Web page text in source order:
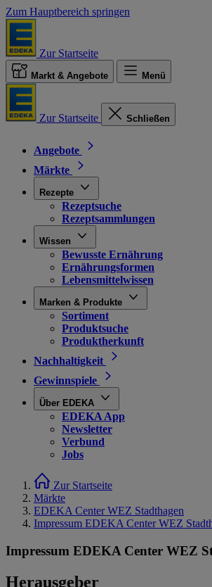
Zum Hauptbereich springen
Zur Startseite
Markt & Angebote Menü
Zur Startseite Schließen
Angebote
Märkte
Rezepte
Rezeptsuche
Rezeptsammlungen
Wissen
Bewusste Ernährung
Ernährungsformen
Lebensmittelwissen
Marken & Produkte
Sortiment
Produktsuche
Produktherkunft
Nachhaltigkeit
Gewinnspiele
Über EDEKA
EDEKA App
Newsletter
Verbund
Jobs
Zur Startseite
Märkte
EDEKA Center WEZ Stadthagen
Impressum EDEKA Center WEZ
Impressum EDEKA Center WEZ
Herausgeber